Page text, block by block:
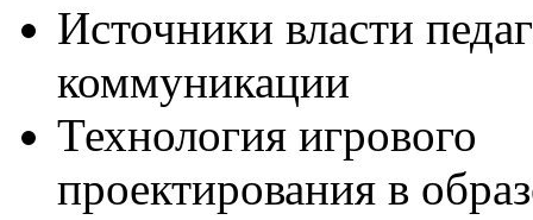
Источники власти
коммуникации
Технология игрового
проектирования в